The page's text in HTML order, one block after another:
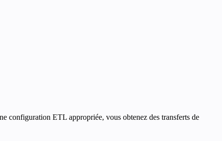
configuration ETL appropriée, vous obtenez des transferts de